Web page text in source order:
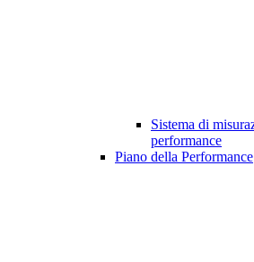
Sistema di
performance
Piano della Performance